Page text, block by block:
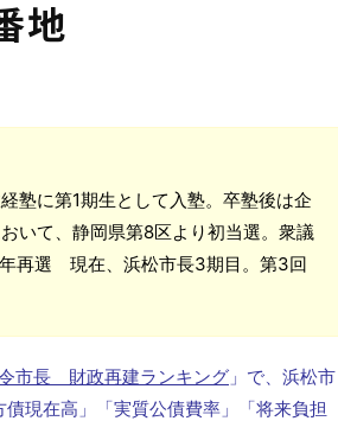
地
塾に第1期生として入塾。卒塾後は企
いて、静岡県第8区より初当選。衆議
再選 現在、浜松市長3期目。第3回
市長 財政再建ランキング 」で、浜松市
現在高」「実質公債費率」「将来負担